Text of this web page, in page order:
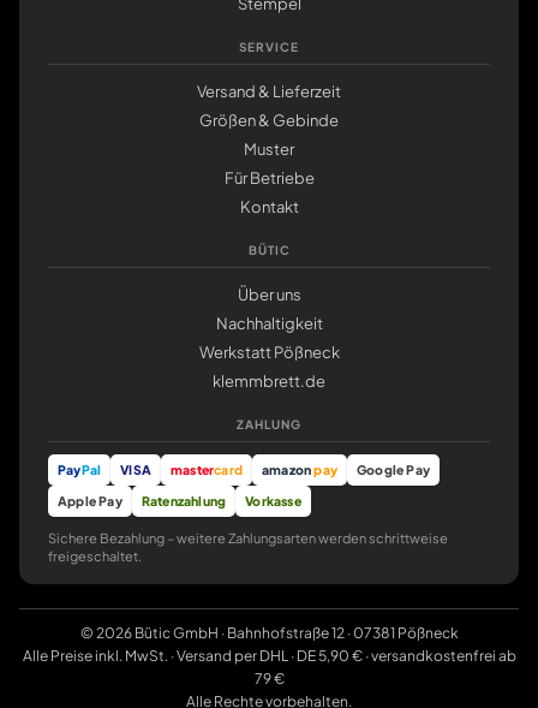
Stempel
SERVICE
Versand & Lieferzeit
Größen & Gebinde
Muster
Für Betriebe
Kontakt
BÜTIC
Über uns
Nachhaltigkeit
Werkstatt Pößneck
klemmbrett.de
ZAHLUNG
PayPal VISA mastercard amazonpay
Google Pay
Apple Pay
Ratenzahlung Vorkasse
Sichere Bezahlung – weitere Zahlungsarten werden schrittweise
freigeschaltet.
© 2026 Bütic GmbH · Bahnhofstraße 12 · 07381 Pößneck
Alle Preise inkl. MwSt. · Versand per DHL · DE 5,90 € · versandkostenfrei ab
79 €
Alle Rechte vorbehalten.